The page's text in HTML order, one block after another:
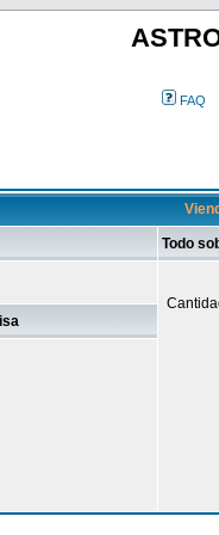
FAQ
Todo